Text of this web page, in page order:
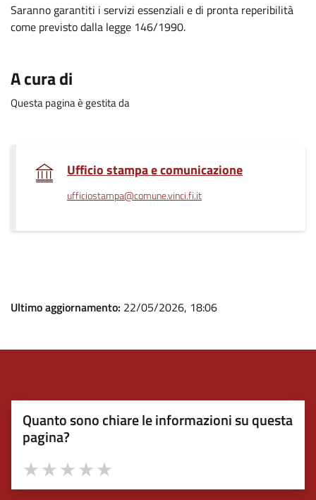
Saranno garantiti i servizi essenziali e di pronta reperibilità
come previsto dalla legge 146/1990.
A cura di
Questa pagina è gestita da
Ufficio stampa e comunicazione.
ufficiostampa@comune.vinci.fi.it
Ultimo aggiornamento: 22/05/2026, 18:06
Quanto sono chiare le informazioni su questa
pagina?
Valuta 5 stelle su 5
Valuta 4 stelle su 5
Valuta 3 stelle su 5
Valuta 2 stelle su 5
Valuta 1 stelle su 5